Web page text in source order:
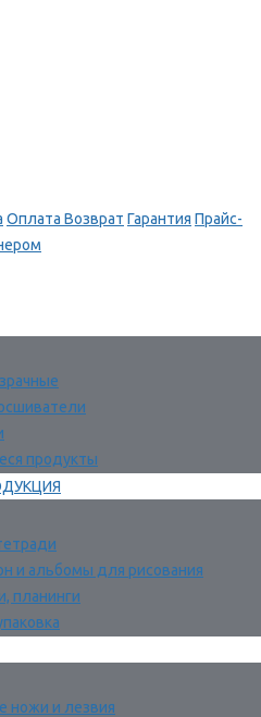
Оплата Возврат Гарантия Прайс-
продукты
и альбомы для рисования
планинги
ножи и лезвия